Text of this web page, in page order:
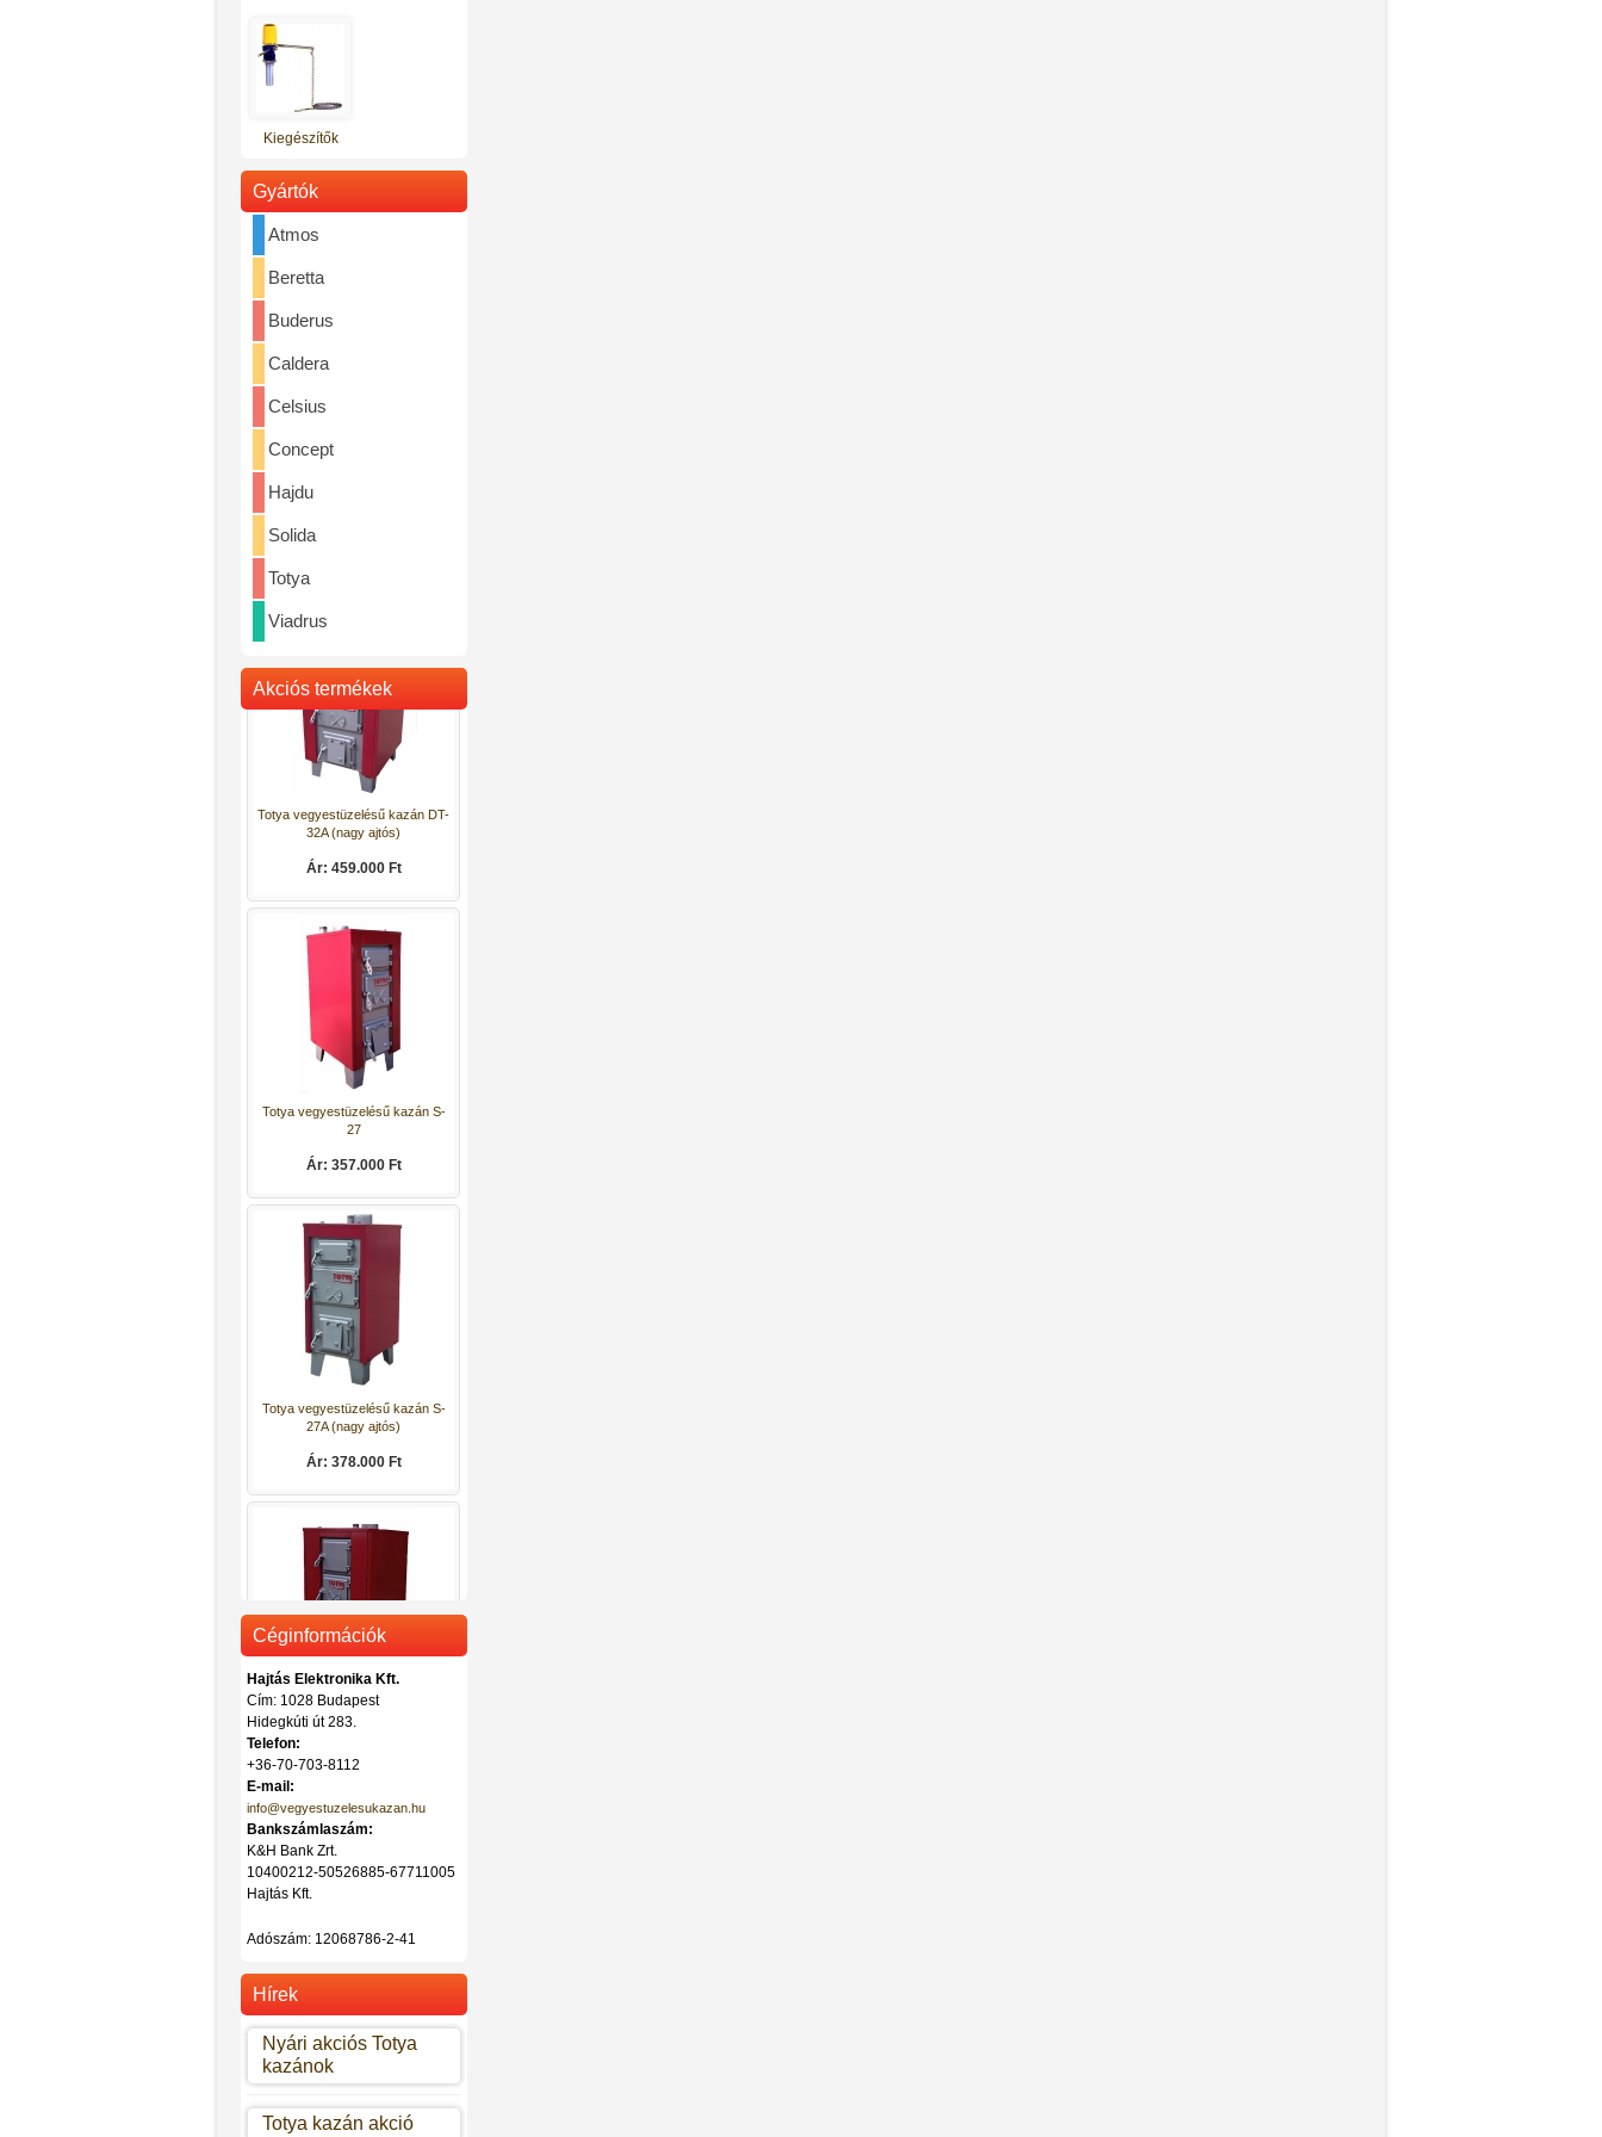
Kiegészítők
Gyártók
Atmos
Beretta
Buderus
Caldera
Celsius
Concept
Hajdu
Solida
Totya
Viadrus
Akciós termékek
Totya vegyestüzelésű kazán S-
Totya vegyestüzelésű kazán DT-
Totya vegyestüzelésű kazán DT-
32A (nagy ajtós)
Totya vegyestüzelésű kazán S-
Totya vegyestüzelésű kazán S-
27A (nagy ajtós)
Totya vegyestüzelésű kazán DT-
Céginformációk
Hajtás Elektronika Kft.
Cím: 1028 Budapest
Hidegkúti út 283.
Telefon:
+36-70-703-8112
E-mail:
info@vegyestuzelesukazan.hu
Bankszámlaszám:
K&H Bank Zrt.
10400212-50526885-67711005
Hajtás Kft.
Adószám: 12068786-2-41
Hírek
Nyári akciós Totya
kazánok
Totya kazán akció